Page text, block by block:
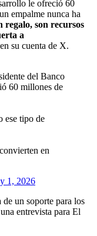
le ofreció 60
empalme nunca ha
regalo, son recursos
a
su cuenta de X.
del Banco
60 millones de
ese tipo de
en
1, 2026
de un soporte para los
entrevista para El